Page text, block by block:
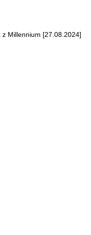
z Millennium [27.08.2024]